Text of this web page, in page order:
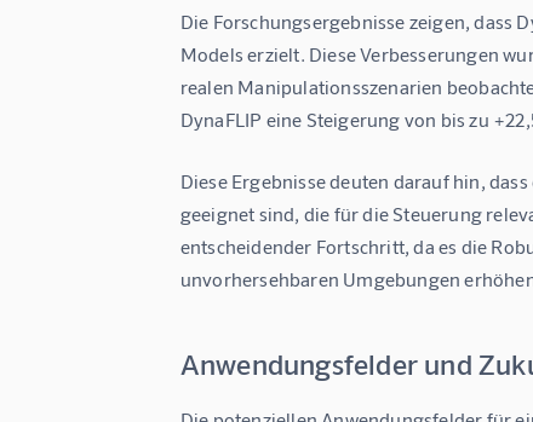
Die Forschungsergebnisse zeigen, dass
Models erzielt. Diese Verbesserungen
realen Manipulationsszenarien
DynaFLIP eine Steigerung von bis zu
Diese Ergebnisse deuten darauf hin,
geeignet sind, die für die Steuerung
entscheidender Fortschritt, da es die
unvorhersehbaren Umgebungen
Anwendungsfelder und